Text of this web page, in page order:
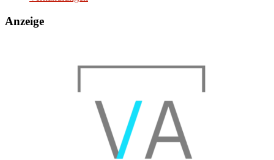
Anzeige